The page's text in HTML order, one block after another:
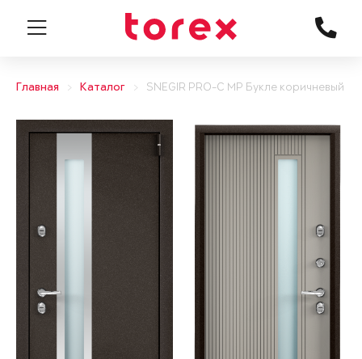
Главная Каталог SNEGIR PRO-C MP Букле коричневый